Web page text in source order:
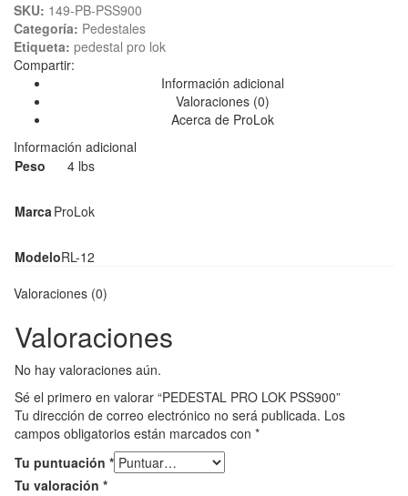
SKU: 149-PB-PSS900
Categoría: Pedestales
Etiqueta: pedestal pro lok
Compartir:
Información adicional
Valoraciones (0)
Acerca de ProLok
Información adicional
Peso
4 lbs
MarcaProLok
ModeloRL-12
Valoraciones (0)
Valoraciones
No hay valoraciones aún.
Sé el primero en valorar “PEDESTAL PRO LOK PSS900”
Tu dirección de correo electrónico no será publicada. Los
campos obligatorios están marcados con *
Tu puntuación *
Tu valoración *